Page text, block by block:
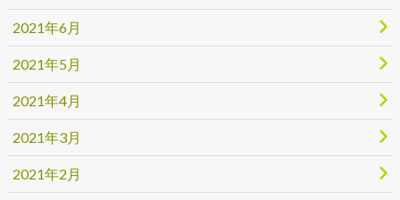
2021年6月
2021年5月
2021年4月
2021年3月
2021年2月